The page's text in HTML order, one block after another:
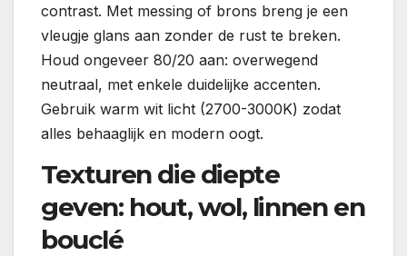
contrast. Met messing of brons breng je een
vleugje glans aan zonder de rust te breken.
Houd ongeveer 80/20 aan: overwegend
neutraal, met enkele duidelijke accenten.
Gebruik warm wit licht (2700-3000K) zodat
alles behaaglijk en modern oogt.
Texturen die diepte
geven: hout, wol, linnen en
bouclé